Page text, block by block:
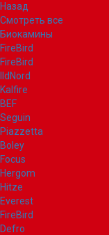
Назад
Смотреть все
Биокамины
FireBird
FireBird
IldNord
Kalfire
BEF
Seguin
Piazzetta
Boley
Focus
Hergom
Hitze
Everest
FireBird
Defro